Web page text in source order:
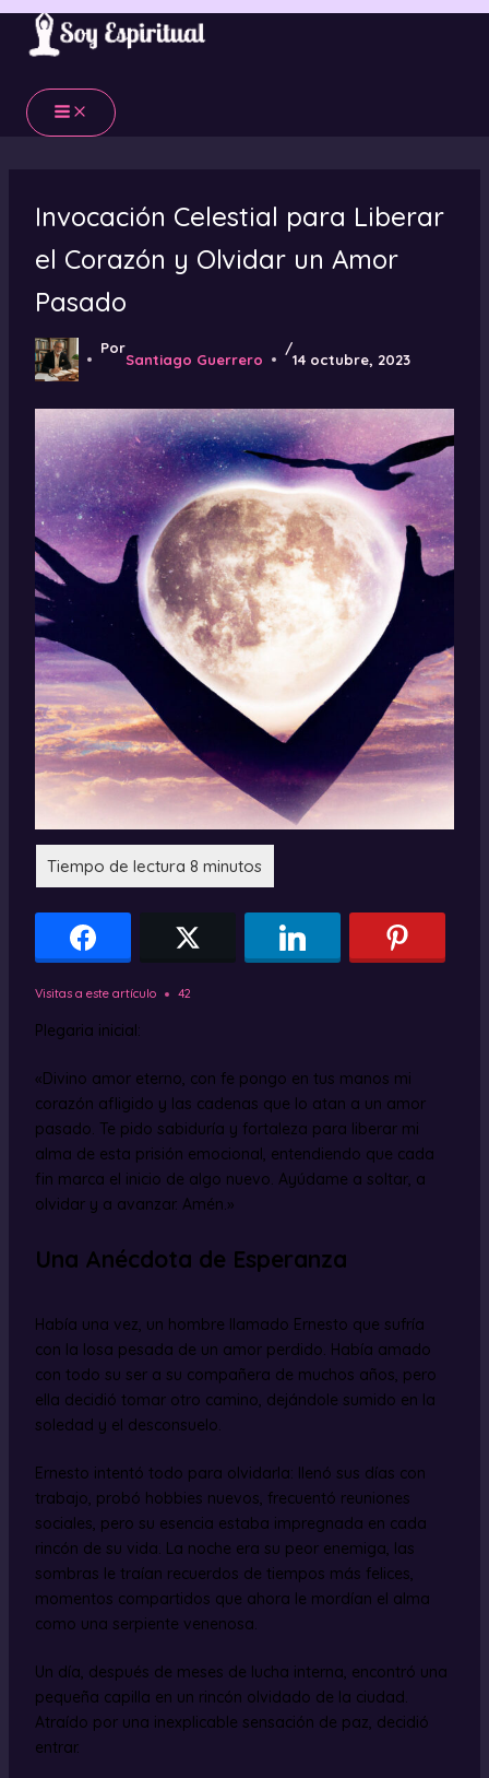
Ir
contenido
Invocación Celestial para Liberar
el Corazón y Olvidar un Amor
Pasado
Por
Santiago Guerrero
/
14 octubre, 2023
Visitas a este artículo 42
Plegaria inicial:
«Divino amor eterno, con fe pongo en tus manos mi
corazón afligido y las cadenas que lo atan a un amor
pasado. Te pido sabiduría y fortaleza para liberar mi
alma de esta prisión emocional, entendiendo que cada
fin marca el inicio de algo nuevo. Ayúdame a soltar, a
olvidar y a avanzar. Amén.»
Una Anécdota de Esperanza
Había una vez, un hombre llamado Ernesto que sufría
con la losa pesada de un amor perdido. Había amado
con todo su ser a su compañera de muchos años, pero
ella decidió tomar otro camino, dejándole sumido en la
soledad y el desconsuelo.
Ernesto intentó todo para olvidarla: llenó sus días con
trabajo, probó hobbies nuevos, frecuentó reuniones
sociales, pero su esencia estaba impregnada en cada
rincón de su vida. La noche era su peor enemiga, las
sombras le traían recuerdos de tiempos más felices,
momentos compartidos que ahora le mordían el alma
como una serpiente venenosa.
Un día, después de meses de lucha interna, encontró una
pequeña capilla en un rincón olvidado de la ciudad.
Atraído por una inexplicable sensación de paz, decidió
entrar.